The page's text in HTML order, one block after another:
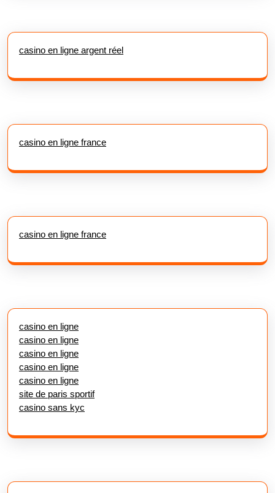
casino en ligne argent réel
casino en ligne france
casino en ligne france
casino en ligne
casino en ligne
casino en ligne
casino en ligne
casino en ligne
site de paris sportif
casino sans kyc